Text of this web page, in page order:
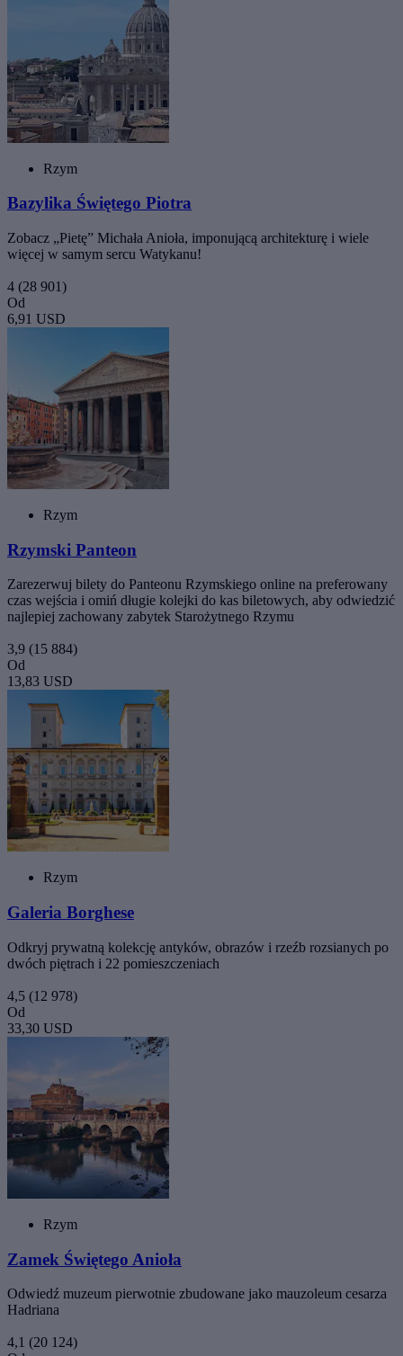
Rzym
Bazylika Świętego Piotra
Zobacz „Pietę” Michała Anioła, imponującą architekturę i wiele
więcej w samym sercu Watykanu!
4 (28 901)
Od
6,91 USD
Rzym
Rzymski Panteon
Zarezerwuj bilety do Panteonu Rzymskiego online na preferowany
czas wejścia i omiń długie kolejki do kas biletowych, aby odwiedzić
najlepiej zachowany zabytek Starożytnego Rzymu
3,9 (15 884)
Od
13,83 USD
Rzym
Galeria Borghese
Odkryj prywatną kolekcję antyków, obrazów i rzeźb rozsianych po
dwóch piętrach i 22 pomieszczeniach
4,5 (12 978)
Od
33,30 USD
Rzym
Zamek Świętego Anioła
Odwiedź muzeum pierwotnie zbudowane jako mauzoleum cesarza
Hadriana
4,1 (20 124)